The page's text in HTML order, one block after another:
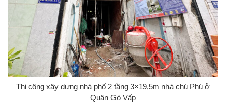
Thi công xây dựng nhà phố 2 tầng 3×19,5m nhà chú Phú ở
Quận Gò Vấp